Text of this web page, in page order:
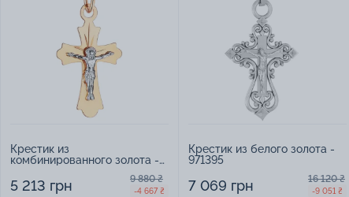
Крестик из
комбинированного золота -
5 213 грн 9 880 ₴
-4 667 ₴
Крестик из белого золота -
971395
7 069 грн 16 120 ₴
-9 051 ₴